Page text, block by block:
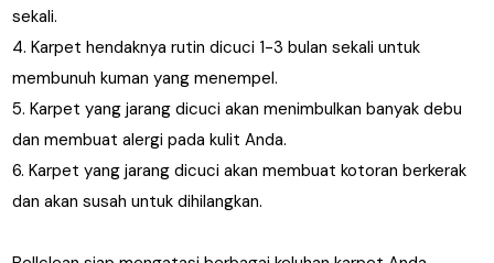
sekali.
4. Karpet hendaknya rutin dicuci 1-3 bulan sekali untuk
membunuh kuman yang menempel.
5. Karpet yang jarang dicuci akan menimbulkan banyak debu
dan membuat alergi pada kulit Anda.
6. Karpet yang jarang dicuci akan membuat kotoran berkerak
dan akan susah untuk dihilangkan.